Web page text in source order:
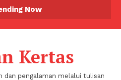
Now
Kertas
dan pengalaman melalui tulisan